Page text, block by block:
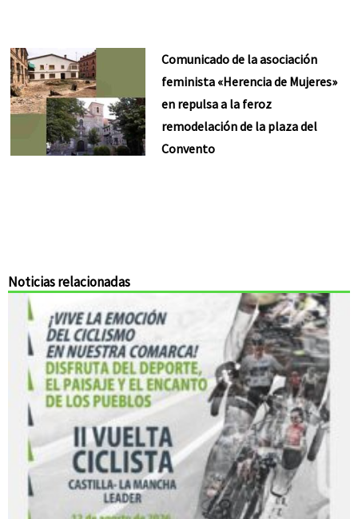
Comunicado de la asociación
feminista «Herencia de Mujeres»
en repulsa a la feroz
remodelación de la plaza del
Convento
Noticias relacionadas